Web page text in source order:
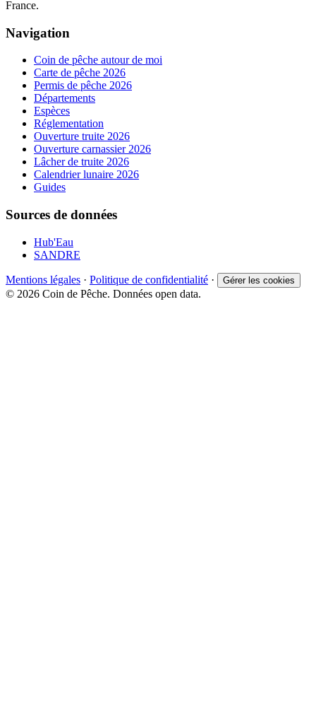
France.
Navigation
Coin de pêche autour de moi
Carte de pêche 2026
Permis de pêche 2026
Départements
Espèces
Réglementation
Ouverture truite 2026
Ouverture carnassier 2026
Lâcher de truite 2026
Calendrier lunaire 2026
Guides
Sources de données
Hub'Eau
SANDRE
Mentions légales · Politique de confidentialité · Gérer les cookies
© 2026 Coin de Pêche. Données open data.